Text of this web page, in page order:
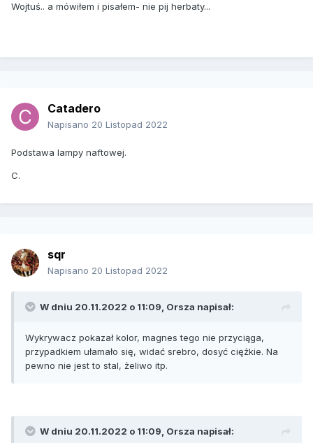
Wojtuś.. a mówiłem i pisałem- nie pij herbaty...
Catadero
Napisano 20 Listopad 2022
Podstawa lampy naftowej.
C.
sqr
Napisano 20 Listopad 2022
W dniu 20.11.2022 o 11:09, Orsza napisał:
Wykrywacz pokazał kolor, magnes tego nie przyciąga,
przypadkiem ułamało się, widać srebro, dosyć ciężkie. Na
pewno nie jest to stal, żeliwo itp.
W dniu 20.11.2022 o 11:09, Orsza napisał: